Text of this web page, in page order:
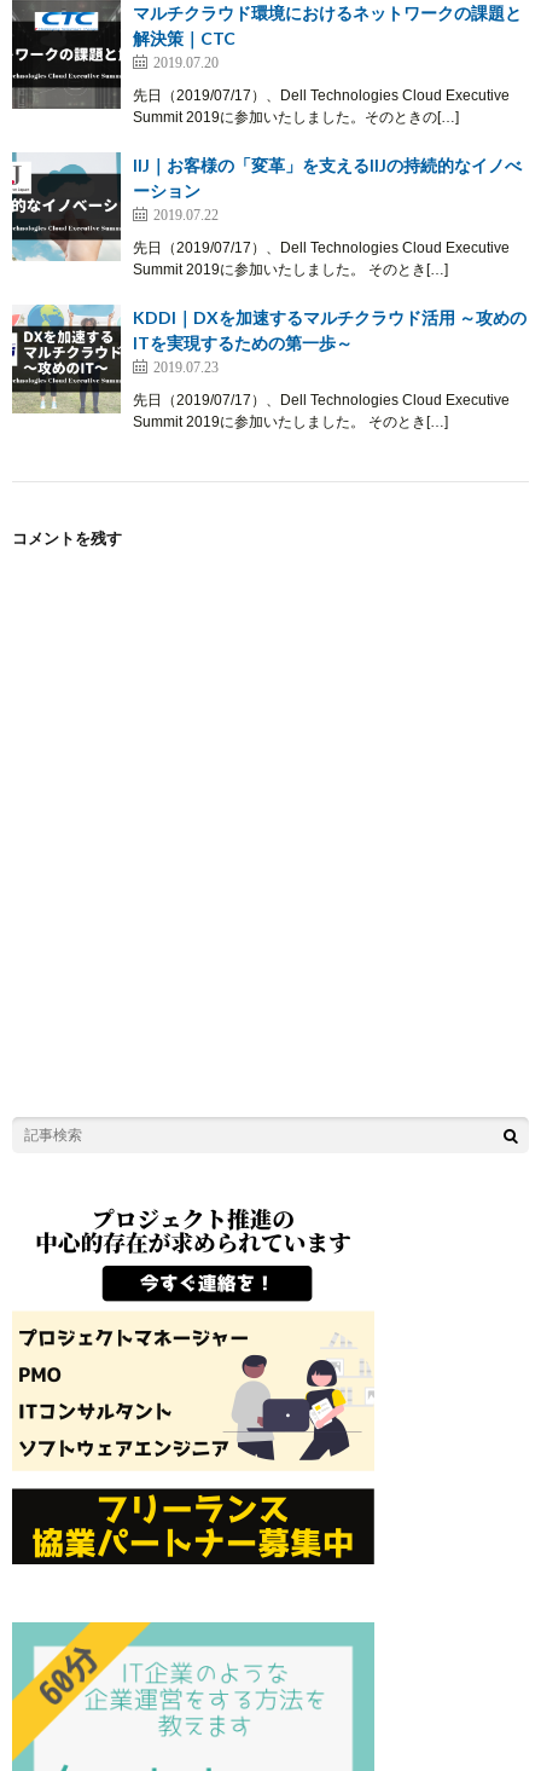
マルチクラウド環境におけるネットワークの課題と
解決策｜CTC
2019.07.20
先日（2019/07/17）、Dell Technologies Cloud Executive
Summit 2019に参加いたしました。そのときの[…]
IIJ｜お客様の「変革」を支えるIIJの持続的なイノべ
ーション
2019.07.22
先日（2019/07/17）、Dell Technologies Cloud Executive
Summit 2019に参加いたしました。 そのとき[…]
KDDI｜DXを加速するマルチクラウド活用 ～攻めの
ITを実現するための第一歩～
2019.07.23
先日（2019/07/17）、Dell Technologies Cloud Executive
Summit 2019に参加いたしました。 そのとき[…]
コメントを残す